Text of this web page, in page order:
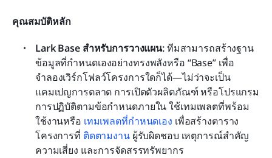
คุณสมบัติหลัก
Lark Base สำหรับการวางแผน: ทีมสามารถสร้างฐาน
ข้อมูลที่กำหนดเองอย่างทรงพลังหรือ “Base” เพื่อ
จำลองเวิร์กโฟลว์โครงการใดก็ได้—ไม่ว่าจะเป็น
แคมเปญการตลาด การเปิดตัวผลิตภัณฑ์ หรือโปรแกรม
การปฏิบัติตามข้อกำหนดภายใน ใช้เทมเพลตที่พร้อม
ใช้งานหรือ เทมเพลตที่กำหนดเอง เพื่อสร้างตาราง
โครงการที่ ติดตามงาน ผู้รับผิดชอบ เหตุการณ์สำคัญ
ความเสี่ยง และการจัดสรรทรัพยากร